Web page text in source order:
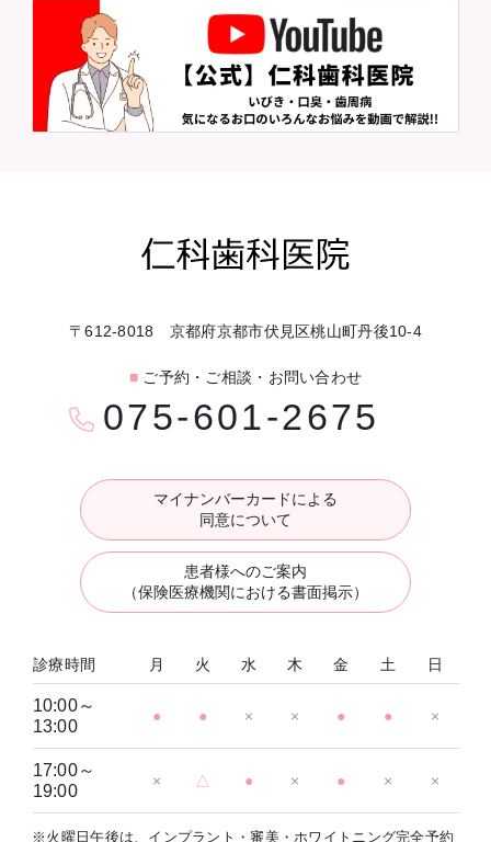
〒612-8018 京都府京都市伏見区桃山町丹後10-4
■ ご予約・ご相談・お問い合わせ
075-601-2675
マイナンバーカードによる
同意について
患者様へのご案内
（保険医療機関における書面掲示）
診療時間 月 火 水 木 金 土 日
10:00～
13:00
● ● × × ● ● ×
17:00～
19:00
× △ ● × ● × ×
※火曜日午後は、インプラント・審美・ホワイトニング完全予約